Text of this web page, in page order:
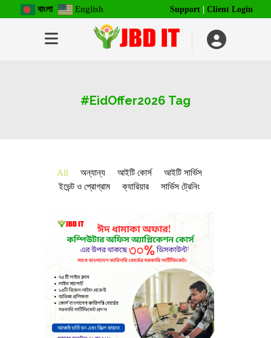
বাংলা English Support Client Login
#EidOffer2026 Tag
All অন্যান্য আইটি কোর্স
আইটি সার্ভিস
ইভেন্ট ও প্রোগ্রাম
ক্যারিয়ার সার্ভিস ট্রেনিং